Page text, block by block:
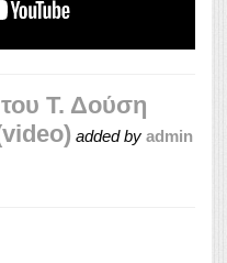
Τ. Δούση
added by admin